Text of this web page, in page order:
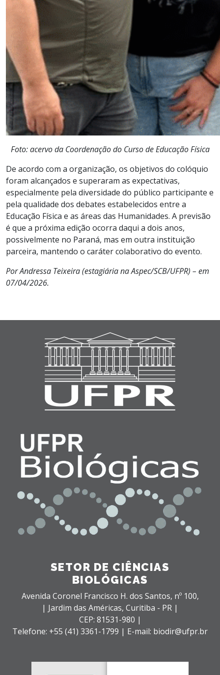
Foto: acervo da Coordenação do Curso de Educação Física
De acordo com a organização, os objetivos do colóquio
foram alcançados e superaram as expectativas,
especialmente pela diversidade do público participante e
pela qualidade dos debates estabelecidos entre a
Educação Física e as áreas das Humanidades. A previsão
é que a próxima edição ocorra daqui a dois anos,
possivelmente no Paraná, mas em outra instituição
parceira, mantendo o caráter colaborativo do evento.
Por Andressa Teixeira (estagiária na Aspec/SCB/UFPR) – em
07/04/2026.
SETOR DE CIÊNCIAS
BIOLÓGICAS
Avenida Coronel Francisco H. dos Santos, nº 100,
| Jardim das Américas, Curitiba - PR |
CEP: 81531-980 |
Telefone: +55 (41) 3361-1799 | E-mail: biodir@ufpr.br